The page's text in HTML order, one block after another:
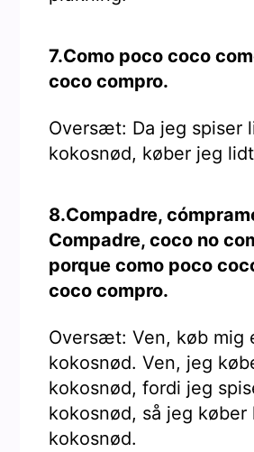
7.Como poco coco
coco compro.
Oversæt: Da jeg spiser
kokosnød, køber jeg
8.Compadre,
Compadre, coco no
porque como poco
coco compro.
Oversæt: Ven, køb mig
kokosnød. Ven, jeg
kokosnød, fordi jeg
kokosnød, så jeg køber
kokosnød.